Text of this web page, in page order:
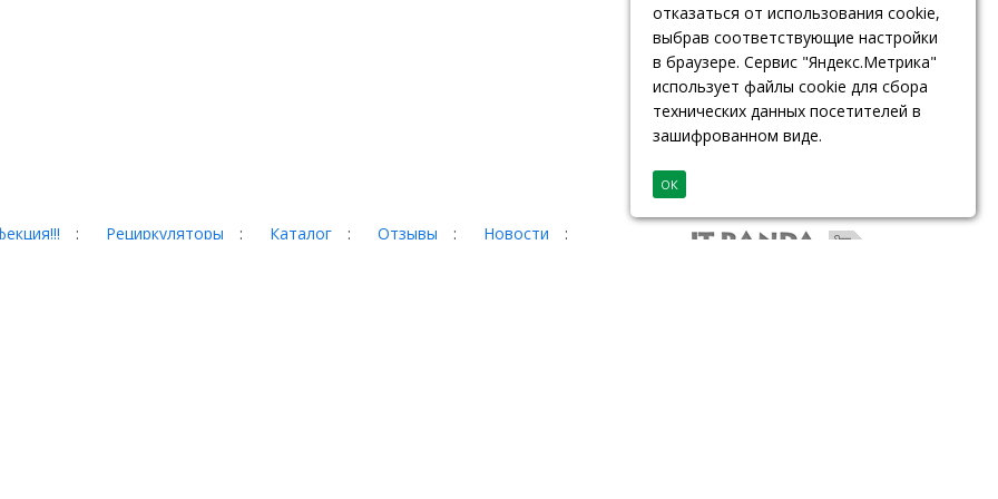
отказаться от использования cookie,
выбрав соответствующие настройки
в браузере. Сервис "Яндекс.Метрика"
использует файлы cookie для сбора
технических данных посетителей в
зашифрованном виде.
ОК